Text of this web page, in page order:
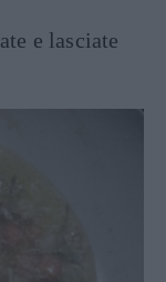
e lasciate